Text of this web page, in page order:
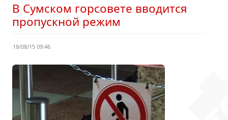
В Сумском горсовете вводится
пропускной режим
18/08/15 09:46